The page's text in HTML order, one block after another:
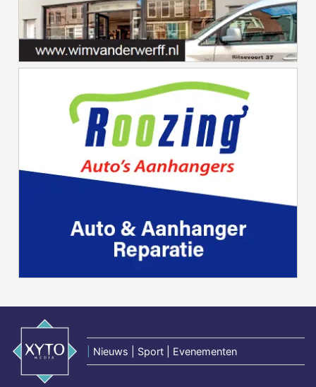
Nieuws | Sport | Evenementen